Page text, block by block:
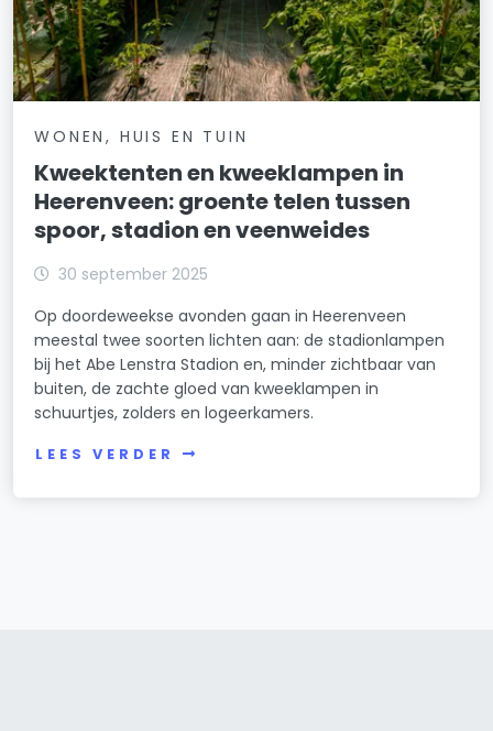
WONEN, HUIS EN TUIN
Kweektenten en kweeklampen in
Heerenveen: groente telen tussen
spoor, stadion en veenweides
30 september 2025
Op doordeweekse avonden gaan in Heerenveen
meestal twee soorten lichten aan: de stadionlampen
bij het Abe Lenstra Stadion en, minder zichtbaar van
buiten, de zachte gloed van kweeklampen in
schuurtjes, zolders en logeerkamers.
LEES VERDER